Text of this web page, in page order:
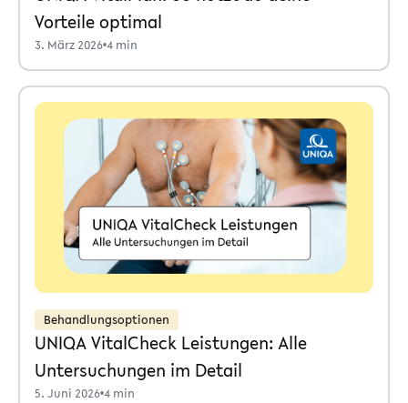
Vorteile optimal
3. März 2026•4 min
Behandlungsoptionen
UNIQA VitalCheck Leistungen: Alle
Untersuchungen im Detail
5. Juni 2026•4 min